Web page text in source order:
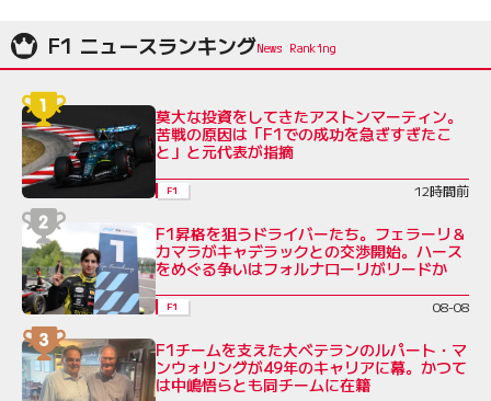
F1 ニュースランキング
莫大な投資をしてきたアストンマーティン。
苦戦の原因は「F1での成功を急ぎすぎたこ
と」と元代表が指摘
F1 12時間前
F1昇格を狙うドライバーたち。フェラーリ＆
カマラがキャデラックとの交渉開始。ハース
をめぐる争いはフォルナローリがリードか
F1 08-08
F1チームを支えた大ベテランのルパート・マ
ンウォリングが49年のキャリアに幕。かつて
は中嶋悟らとも同チームに在籍